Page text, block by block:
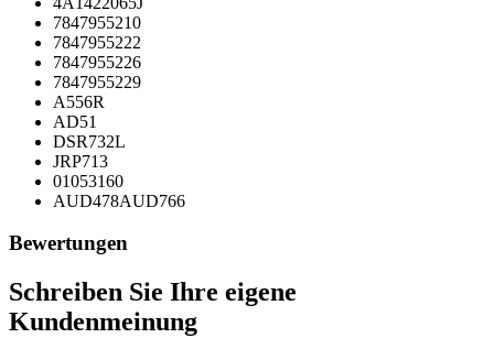
7847955210
7847955222
7847955226
7847955229
A556R
AD51
DSR732L
JRP713
01053160
AUD478AUD766
Bewertungen
Schreiben Sie Ihre eigene
Kundenmeinung